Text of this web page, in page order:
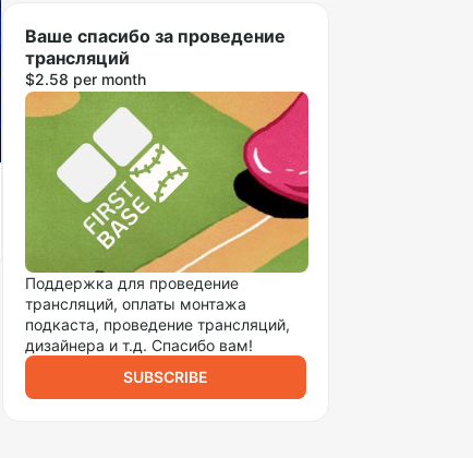
Ваше спасибо за проведение
трансляций
$2.58 per month
Поддержка для проведение
трансляций, оплаты монтажа
подкаста, проведение трансляций,
дизайнера и т.д. Спасибо вам!
SUBSCRIBE